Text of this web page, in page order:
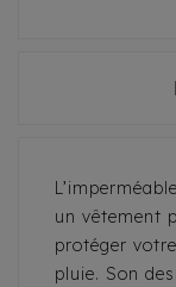
un vêtement
protéger
pluie. Son